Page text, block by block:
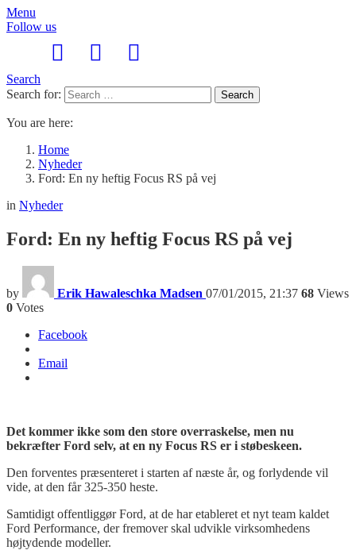
Menu
Follow us
Search
Search for:
Search
You are here:
Home
Nyheder
Ford: En ny heftig Focus RS på vej
in Nyheder
Ford: En ny heftig Focus RS på vej
by Erik Hawaleschka Madsen 07/01/2015, 21:37 68 Views
0 Votes
Facebook
Email
Det kommer ikke som den store overraskelse, men nu
bekræfter Ford selv, at en ny Focus RS er i støbeskeen.
Den forventes præsenteret i starten af næste år, og forlydende vil
vide, at den får 325-350 heste.
Samtidigt offentliggør Ford, at de har etableret et nyt team kaldet
Ford Performance, der fremover skal udvikle virksomhedens
højtydende modeller.